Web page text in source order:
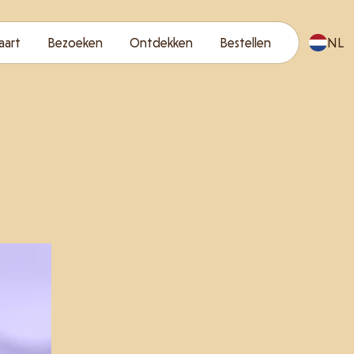
Bezoeken Ontdekken Bestellen NL